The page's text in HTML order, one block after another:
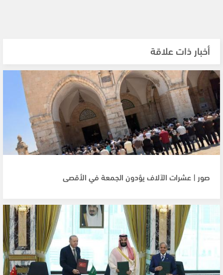
أخبار ذات علاقة
صور | عشرات الآلاف يؤدون الجمعة في الأقصى